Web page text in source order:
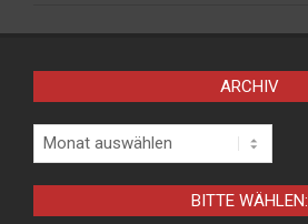
ARCHIV
Archiv
BITTE WÄHLEN: